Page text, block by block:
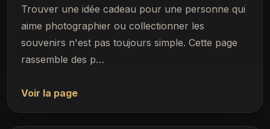
Trouver une idée cadeau pour une personne qui
aime photographier ou collectionner les
souvenirs n'est pas toujours simple. Cette page
rassemble des p…
Voir la page